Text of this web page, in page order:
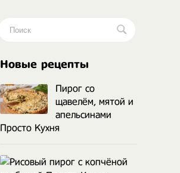
Новые рецепты
Пирог со
щавелём, мятой и
апельсинами
Просто Кухня